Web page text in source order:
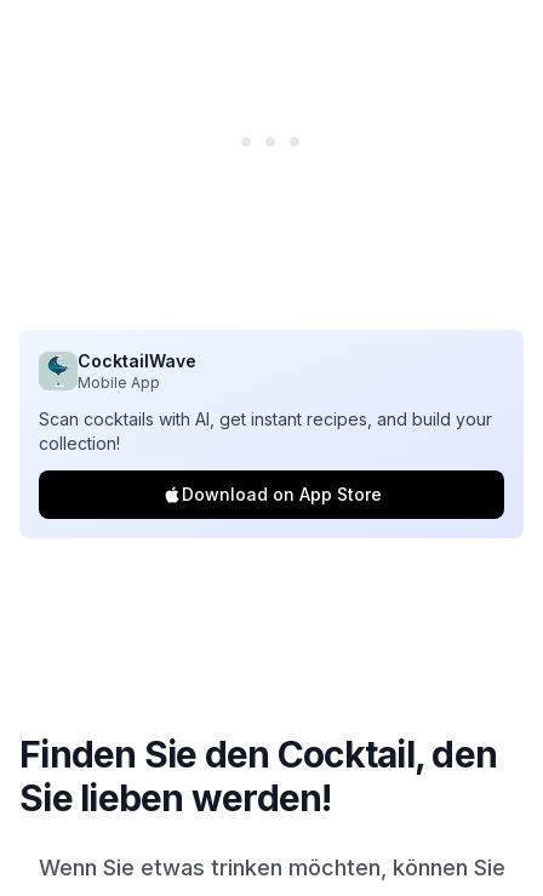
CocktailWave
Mobile App
Scan cocktails with AI, get instant recipes, and build your
collection!
Download on App Store
Finden Sie den Cocktail, den
Sie lieben werden!
Wenn Sie etwas trinken möchten, können Sie